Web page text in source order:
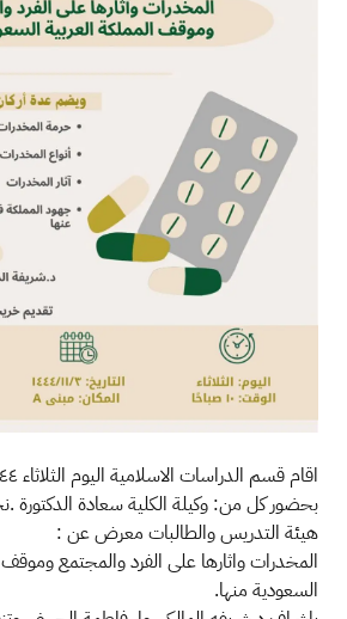
اقام قسم الدراسات الاسلامية اليوم الثلاثاء ٣/١١/١٤٤٤
بحضور كل من: وكيلة الكلية سعادة الدكتورة
هيئة التدريس والطالبات معرض عن :
المخدرات واثارها على الفرد والمجتمع وموقف
السعودية منها.